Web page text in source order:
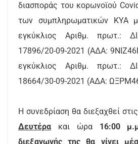
διασποράς του κορωνοϊού
των συμπληρωματικών ΚΥΑ
εγκύκλιος Αριθμ. πρωτ.:
17896/20-09-2021 (ΑΔΑ:
εγκύκλιος Αριθμ. πρωτ.:
18664/30-09-2021 (ΑΔΑ:
Η συνεδρίαση θα διεξαχθεί στις
Δευτέρα και ώρα 16:00
διεξαγωγής της θα γίνει